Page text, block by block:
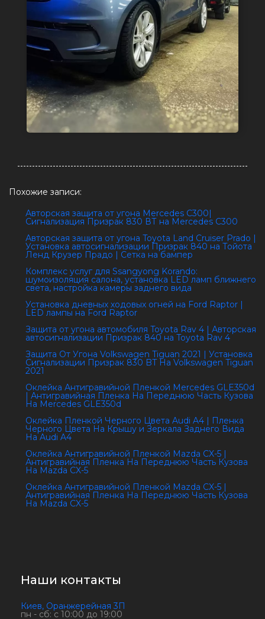
Похожие записи:
Авторская защита от угона Mercedes C300|
Сигнализация Призрак 830 ВТ на Mercedes C300
Авторская защита от угона Toyota Land Cruiser Prado |
Установка автосигнализации Призрак 840 на Тойота
Ленд Крузер Прадо | Сетка на бампер
Комплекс услуг для Ssangyong Korando:
шумоизоляция салона, установка LED ламп ближнего
света, настройка камеры заднего вида
Установка дневных ходовых огней на Ford Raptor |
LED лампы на Ford Raptor
Защита от угона автомобиля Toyota Rav 4 | Авторская
автосигнализации Призрак 840 на Toyota Rav 4
Защита От Угона Volkswagen Tiguan 2021 | Установка
Сигнализации Призрак 830 BT На Volkswagen Tiguan
2021
Оклейка Антигравийной Пленкой Mercedes GLE350d
| Антигравийная Пленка На Переднюю Часть Кузова
На Mercedes GLE350d
Оклейка Пленкой Черного Цвета Audi A4 | Пленка
Черного Цвета На Крышу и Зеркала Заднего Вида
На Audi A4
Оклейка Антигравийной Пленкой Mazda CX-5 |
Антигравийная Пленка На Переднюю Часть Кузова
На Mazda CX-5
Оклейка Антигравийной Пленкой Mazda CX-5 |
Антигравийная Пленка На Переднюю Часть Кузова
На Mazda CX-5
Наши контакты
Киев, Оранжерейная 3П
пн - сб: с 10:00 до 19:00